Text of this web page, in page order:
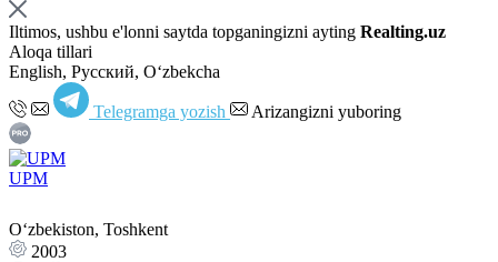
Iltimos, ushbu e'lonni saytda topganingizni ayting Realting.uz
Aloqa tillari
English, Русский, Oʻzbekcha
Telegramga yozish Arizangizni yuboring
UPM
Oʻzbekiston, Toshkent
2003